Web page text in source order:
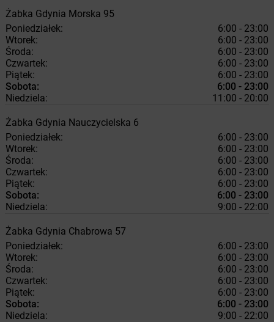
Żabka Gdynia Morska 95
Poniedziałek:
6:00 - 23:00
Wtorek:
6:00 - 23:00
Środa:
6:00 - 23:00
Czwartek:
6:00 - 23:00
Piątek:
6:00 - 23:00
Sobota:
6:00 - 23:00
Niedziela:
11:00 - 20:00
Żabka Gdynia Nauczycielska 6
Poniedziałek:
6:00 - 23:00
Wtorek:
6:00 - 23:00
Środa:
6:00 - 23:00
Czwartek:
6:00 - 23:00
Piątek:
6:00 - 23:00
Sobota:
6:00 - 23:00
Niedziela:
9:00 - 22:00
Żabka Gdynia Chabrowa 57
Poniedziałek:
6:00 - 23:00
Wtorek:
6:00 - 23:00
Środa:
6:00 - 23:00
Czwartek:
6:00 - 23:00
Piątek:
6:00 - 23:00
Sobota:
6:00 - 23:00
Niedziela:
9:00 - 22:00